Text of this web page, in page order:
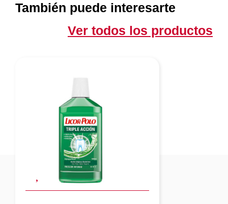
También puede interesarte
Ver todos los productos